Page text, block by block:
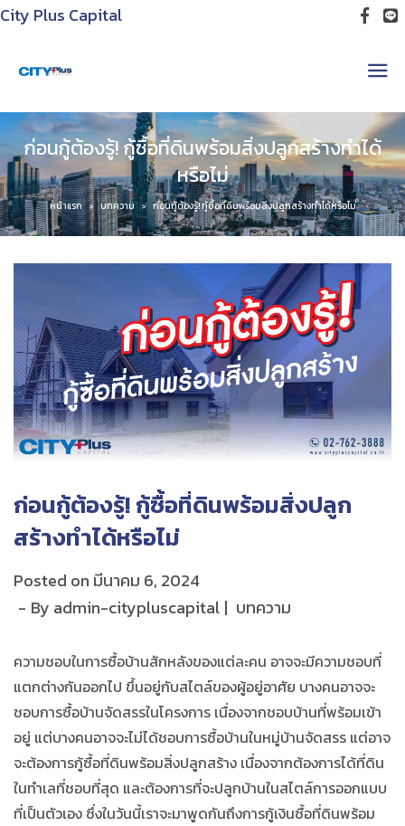
City Plus Capital
ก่อนกู้ต้องรู้! กู้ซื้อที่ดินพร้อมสิ่งปลูกสร้างทำได้
หรือไม่
หน้าแรก > บทความ > ก่อนกู้ต้องรู้! กู้ซื้อที่ดินพร้อมสิ่งปลูกสร้างทำได้หรือไม่
ก่อนกู้ต้องรู้! กู้ซื้อที่ดินพร้อมสิ่งปลูก
สร้างทำได้หรือไม่
Posted on มีนาคม 6, 2024
By admin-citypluscapital บทความ
ความชอบในการซื้อบ้านสักหลังของแต่ละคน อาจจะมีความชอบที่
แตกต่างกันออกไป ขึ้นอยู่กับสไตล์ของผู้อยู่อาศัย บางคนอาจจะ
ชอบการซื้อบ้านจัดสรรในโครงการ เนื่องจากชอบบ้านที่พร้อมเข้า
อยู่ แต่บางคนอาจจะไม่ได้ชอบการซื้อบ้านในหมู่บ้านจัดสรร แต่อาจ
จะต้องการกู้ซื้อที่ดินพร้อมสิ่งปลูกสร้าง เนื่องจากต้องการได้ที่ดิน
ในทำเลที่ชอบที่สุด และต้องการที่จะปลูกบ้านในสไตล์การออกแบบ
ที่เป็นตัวเอง ซึ่งในวันนี้เราจะมาพูดกันถึงการกู้เงินซื้อที่ดินพร้อม